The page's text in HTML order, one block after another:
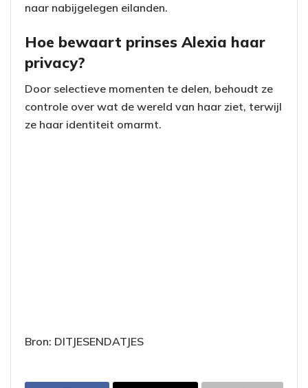
naar nabijgelegen eilanden.
Hoe bewaart prinses Alexia haar
privacy?
Door selectieve momenten te delen, behoudt ze
controle over wat de wereld van haar ziet, terwijl
ze haar identiteit omarmt.
Bron: DITJESENDATJES